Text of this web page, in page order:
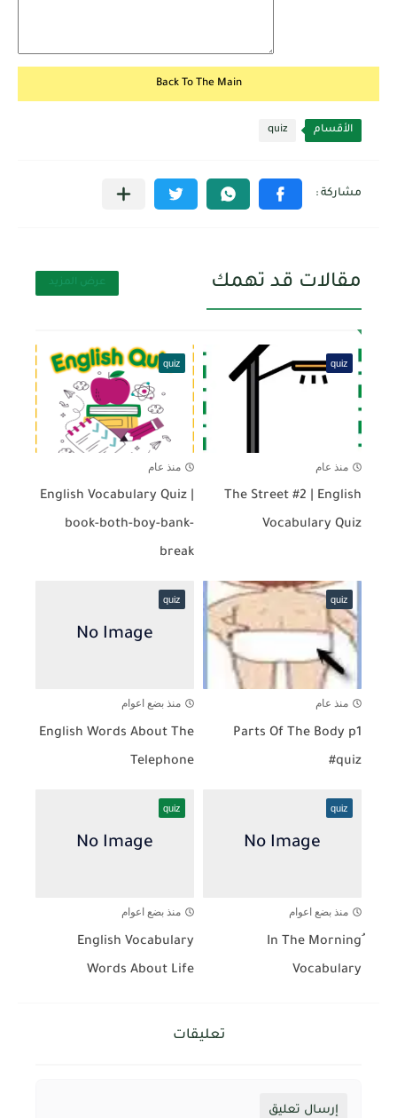
Back To The Main
الأقسام quiz
مقالات قد تهمك عرض المزيد
quiz
منذ عام
The Street #2 | English
Vocabulary Quiz
quiz
منذ عام
English Vocabulary Quiz |
book-both-boy-bank-
break
quiz
منذ عام
Parts Of The Body p1
#quiz
quiz
منذ بضع اعوام
English Words About The
Telephone
quiz
منذ بضع اعوام
ُIn The Morning
Vocabulary
quiz
منذ بضع اعوام
English Vocabulary
Words About Life
تعليقات
إرسال تعليق